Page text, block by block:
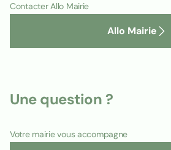
Contacter Allo Mairie
Allo Mairie
Une question ?
Votre mairie vous accompagne